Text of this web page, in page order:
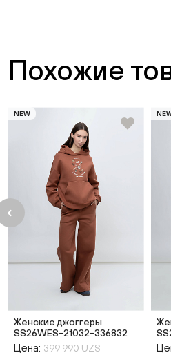
Похожие
NEW
Женские джоггеры
SS26WES-21032-336832
Цена: 399 990 UZS